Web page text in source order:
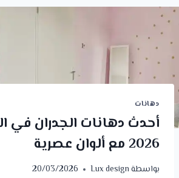
دهانات
أحدث دهانات الجدران في
2026 مع ألوان عصرية
بواسطةLux design
20/03/2026